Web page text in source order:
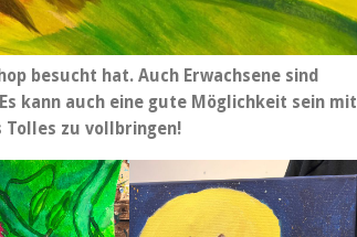
besucht hat. Auch Erwachsene sind
kann auch eine gute Möglichkeit sein mit
Tolles zu vollbringen!